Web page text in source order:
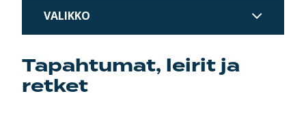
VALIKKO
Tapahtumat, leirit ja
retket